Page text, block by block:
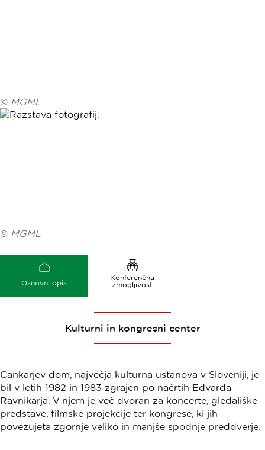
© MGML
© MGML
Osnovni opis
Konferenčna
zmogljivost
Kulturni in kongresni center
Cankarjev dom, največja kulturna ustanova v Sloveniji, je
bil v letih 1982 in 1983 zgrajen po načrtih Edvarda
Ravnikarja. V njem je več dvoran za koncerte, gledališke
predstave, filmske projekcije ter kongrese, ki jih
povezujeta zgornje veliko in manjše spodnje preddverje.